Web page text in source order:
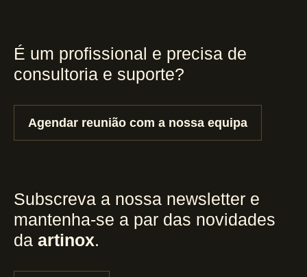
É um profissional e precisa de
consultoria e suporte?
Agendar reunião com a nossa equipa
Subscreva a nossa newsletter e
mantenha-se a par das novidades
da artinox.